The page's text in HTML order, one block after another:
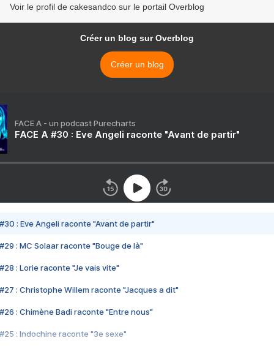
Voir le profil de cakesandco sur le portail Overblog
Créer un blog sur Overblog
Créer un blog
FACE A - un podcast Purecharts
FACE A #30 : Eve Angeli raconte "Avant de partir"
#30 : Eve Angeli raconte "Avant de partir"
#29 : MC Solaar raconte "Bouge de là"
#28 : Lorie raconte "Je vais vite"
#27 : Christophe Willem raconte "Jacques a dit"
#26 : Chimène Badi raconte "Entre nous"
#25 : Indochine raconte "3e sexe"